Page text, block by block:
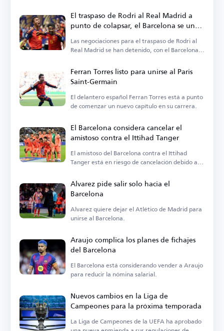
El traspaso de Rodri al Real Madrid a
punto de colapsar, el Barcelona se une
a la carrera
Las negociaciones para el traspaso de Rodri al
Real Madrid se han detenido, con el Barcelona
Ferran Torres listo para unirse al Paris
Saint-Germain
El delantero español Ferran Torres está a punto
de comenzar un nuevo capítulo en su carrera.
El Barcelona considera cancelar el
amistoso contra el Ittihad Tanger
El amistoso del Barcelona contra el Ittihad
Tanger está en riesgo de cancelación debido a
Alvarez pide salir solo hacia el
Barcelona
Alvarez quiere dejar el Atlético de Madrid para
unirse al Barcelona.
Araujo complica los planes de fichajes
del Barcelona
El Barcelona está considerando vender a Araujo
para reducir la nómina salarial.
Nuevos cambios en la Liga de
Campeones para la próxima temporada
La Liga de Campeones de la UEFA ha aprobado